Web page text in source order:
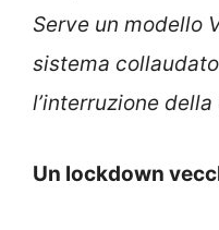
Serve un modello
sistema
l’interruzione
Un lockdown